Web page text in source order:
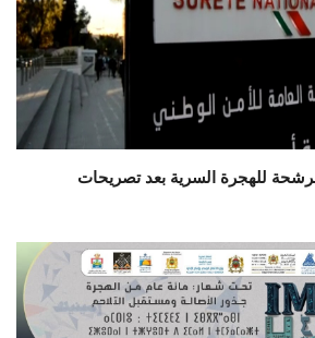
للهجرة السرية بعد تصريحات